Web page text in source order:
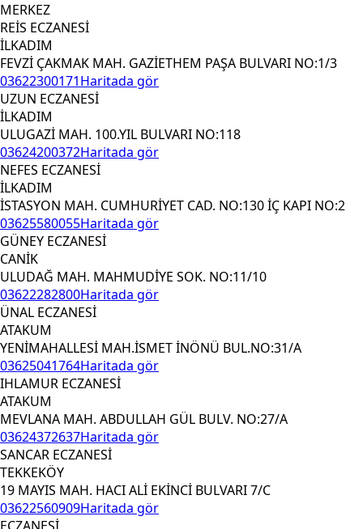
MERKEZ
REİS ECZANESİ
İLKADIM
FEVZİ ÇAKMAK MAH. GAZİETHEM PAŞA BULVARI NO:1/3
03622300171Haritada gör
UZUN ECZANESİ
İLKADIM
ULUGAZİ MAH. 100.YIL BULVARI NO:118
03624200372Haritada gör
NEFES ECZANESİ
İLKADIM
İSTASYON MAH. CUMHURİYET CAD. NO:130 İÇ KAPI NO:2
03625580055Haritada gör
GÜNEY ECZANESİ
CANİK
ULUDAĞ MAH. MAHMUDİYE SOK. NO:11/10
03622282800Haritada gör
ÜNAL ECZANESİ
ATAKUM
YENİMAHALLESİ MAH.İSMET İNÖNÜ BUL.NO:31/A
03625041764Haritada gör
IHLAMUR ECZANESİ
ATAKUM
MEVLANA MAH. ABDULLAH GÜL BULV. NO:27/A
03624372637Haritada gör
SANCAR ECZANESİ
TEKKEKÖY
19 MAYIS MAH. HACI ALİ EKİNCİ BULVARI 7/C
03622560909Haritada gör